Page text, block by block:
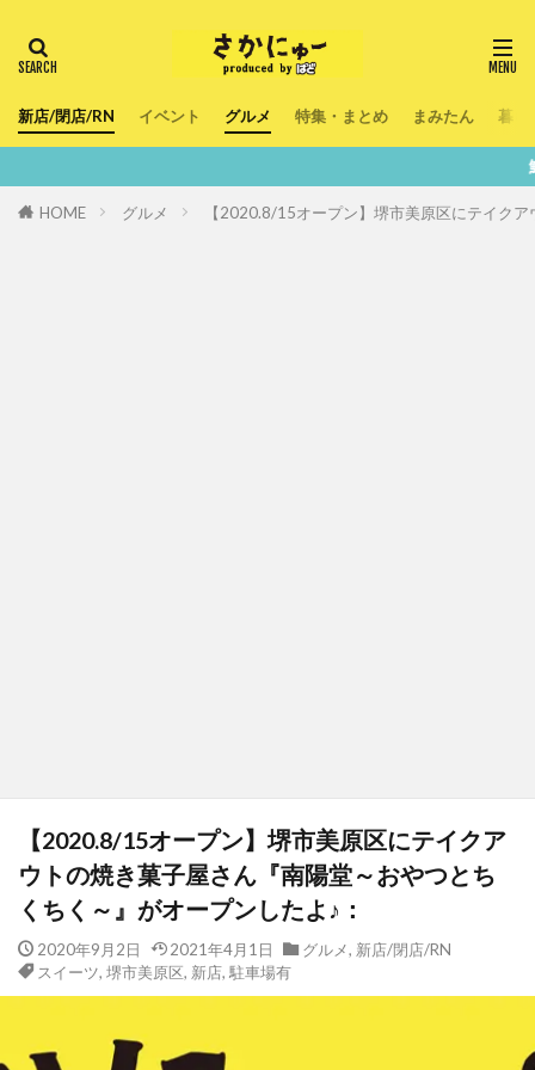
新店/閉店/RN イベント グルメ 特集・まとめ まみたん 暮ら
鮮度100％！堺・
HOME グルメ 【2020.8/15オープン】堺市美原区にテイク
【2020.8/15オープン】堺市美原区にテイクア
ウトの焼き菓子屋さん『南陽堂～おやつとち
くちく～』がオープンしたよ♪：
2020年9月2日 2021年4月1日 グルメ, 新店/閉店/RN
スイーツ, 堺市美原区, 新店, 駐車場有